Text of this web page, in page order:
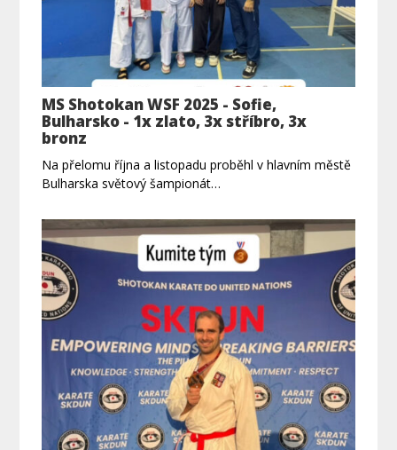
MS Shotokan WSF 2025 - Sofie,
Bulharsko - 1x zlato, 3x stříbro, 3x
bronz
Na přelomu října a listopadu proběhl v hlavním městě
Bulharska světový šampionát…